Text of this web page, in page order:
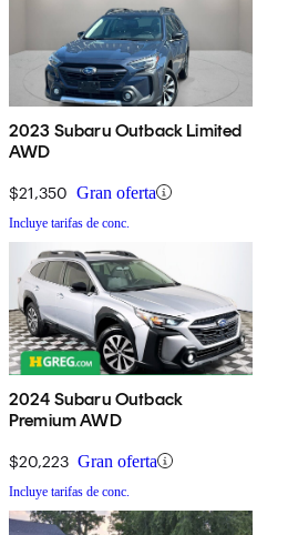
2023 Subaru Outback Limited
AWD
$21,350 Gran oferta
Incluye tarifas de conc.
2024 Subaru Outback
Premium AWD
$20,223 Gran oferta
Incluye tarifas de conc.